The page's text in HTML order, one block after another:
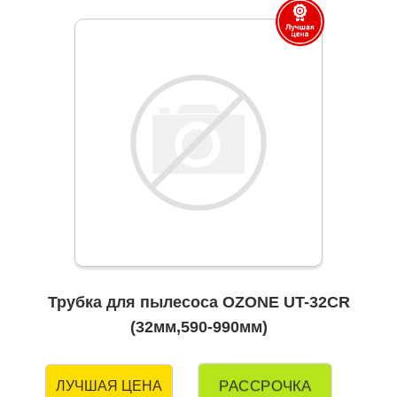
Трубка для пылесоса OZONE UT-32CR
(32мм,590-990мм)
ЛУЧШАЯ ЦЕНА РАССРОЧКА